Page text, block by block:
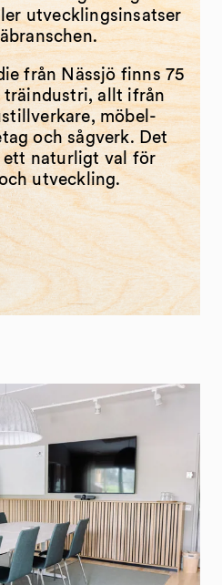
utvecklingsinsatser
från Nässjö finns 75
träindustri, allt ifrån
möbel-
och sågverk. Det
ett naturligt val för
utveckling.